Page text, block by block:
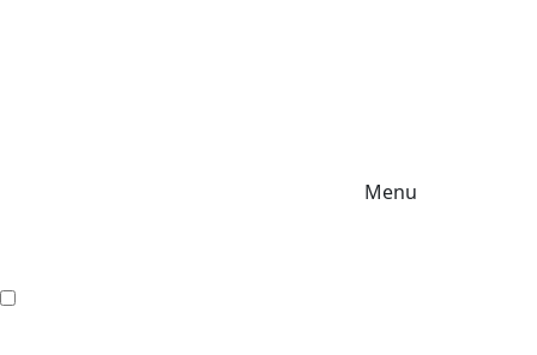
Menu